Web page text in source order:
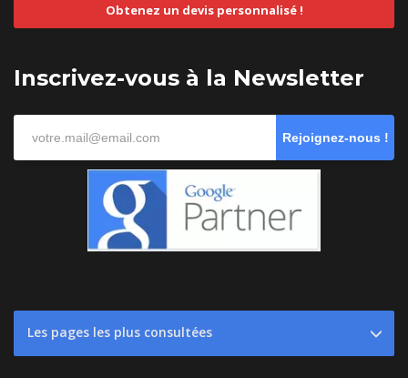
Obtenez un devis personnalisé !
Inscrivez-vous à la Newsletter
Rejoignez-nous !
Les pages les plus consultées